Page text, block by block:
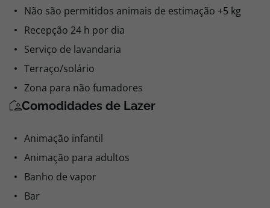
Não são permitidos animais de estimação +5 kg
Recepção 24 h por dia
Serviço de lavandaria
Terraço/solário
Zona para não fumadores
Comodidades de Lazer
Animação infantil
Animação para adultos
Banho de vapor
Bar